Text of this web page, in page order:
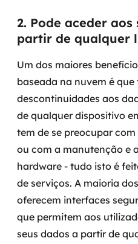
Simulação de Phishing
Segurança de aplicações e
2. Pode aceder aos
partir de qualquer
Um dos maiores
baseada na nuvem é que
descontinuidades aos
de qualquer dispositivo
tem de se preocupar
ou com a manutenção e
hardware - tudo isto é
de serviços. A maioria
oferecem interfaces
que permitem aos
seus dados a partir de